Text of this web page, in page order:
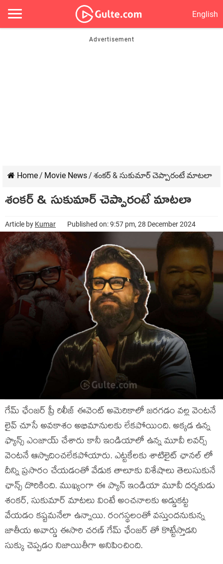
English
Home/ Movie News/ శంకర్ & సుకుమార్ చెప్పారంటే మాటలా
శంకర్ & సుకుమార్ చెప్పారంటే మాటలా
Article by Kumar Published on: 9:57 pm, 28 December 2024
గేమ్ ఛేంజర్ ప్రీ రిలీజ్ ఈవెంట్ అమెరికాలో జరగడం వల్ల వెంటనే
లైవ్ చూసే అవకాశం అభిమానులకు లేకపోయింది. అక్కడ ఉన్న
ఫ్యాన్స్ ఎంజాయ్ చేశారు కానీ ఇండియాలో ఉన్న మూవీ లవర్స్
వెంటనే ఆస్వాదించలేకపోయారు. ఎట్టకేలకు శాటిలైట్ ఛానల్ లో
దీన్ని ప్రసారం చేయడంతో వేడుక తాలూకు విశేషాలు తెలుసుకునే
ఛాన్స్ దొరికింది. ముఖ్యంగా ఈ ప్యాన్ ఇండియా మూవీ దర్శకుడు
శంకర్, సుకుమార్ మాటలు వింటే అంచనాలకు అడ్డుకట్ట
వేయడం కష్టమనేలా ఉన్నాయి. రంగస్థలంతో వస్తుందనుకున్న
జాతీయ అవార్డు ఈసారి చరణ్ గేమ్ ఛేంజర్ తో కొట్టేస్తాడని
సుక్కు చెప్పడం నిజాయితీగా అనిపించింది.